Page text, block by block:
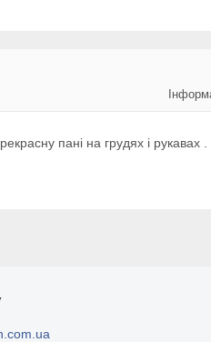
пані на грудях і рукавах .